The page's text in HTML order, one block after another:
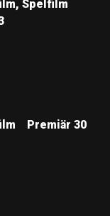
Spelfilm
Premiär 30